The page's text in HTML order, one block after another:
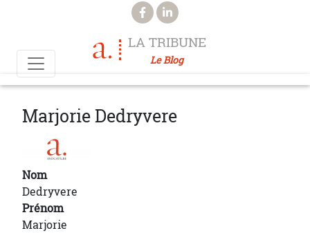
Aller au contenu principal
LA TRIBUNE
Le Blog
Marjorie Dedryvere
Nom
Dedryvere
Prénom
Marjorie